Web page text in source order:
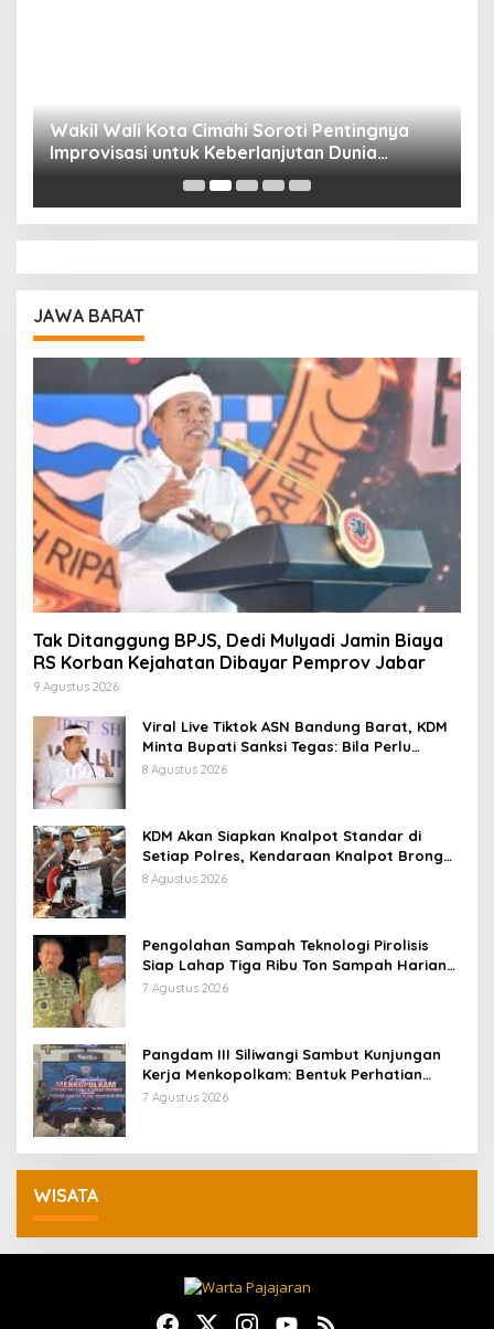
Wakil Wali Kota Cimahi Soroti Pentingnya
Improvisasi untuk Keberlanjutan Dunia
Pendidikan
JAWA BARAT
Tak Ditanggung BPJS, Dedi Mulyadi Jamin Biaya
RS Korban Kejahatan Dibayar Pemprov Jabar
9 Agustus 2026
Viral Live Tiktok ASN Bandung Barat, KDM
Minta Bupati Sanksi Tegas: Bila Perlu
Pemberhentian
8 Agustus 2026
KDM Akan Siapkan Knalpot Standar di
Setiap Polres, Kendaraan Knalpot Brong
Tertangkap Langsung Ganti
8 Agustus 2026
Pengolahan Sampah Teknologi Pirolisis
Siap Lahap Tiga Ribu Ton Sampah Harian
Jawa Barat
7 Agustus 2026
Pangdam III Siliwangi Sambut Kunjungan
Kerja Menkopolkam: Bentuk Perhatian
Pemerintah
7 Agustus 2026
WISATA